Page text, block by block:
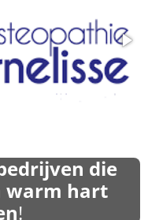
die
warm hart
!